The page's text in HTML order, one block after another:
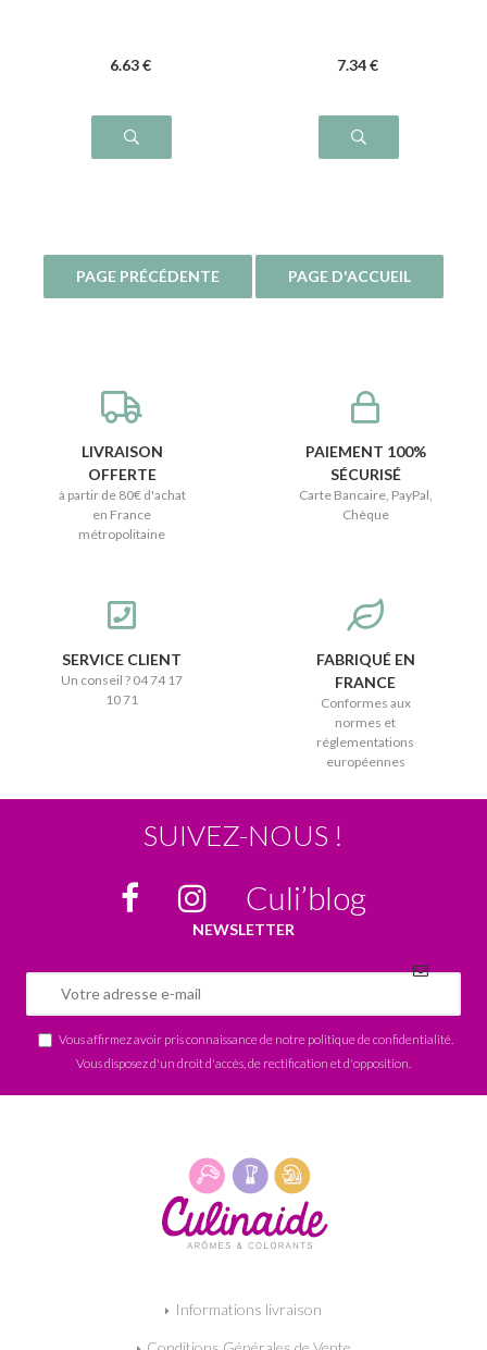
6.63 € 7.34 €
LIVRAISON
OFFERTE
à partir de 80€ d'achat
en France
métropolitaine
PAIEMENT 100%
SÉCURISÉ
Carte Bancaire, PayPal,
Chèque
SERVICE CLIENT
Un conseil ? 04 74 17
10 71
FABRIQUÉ EN
FRANCE
Conformes aux
normes et
réglementations
européennes
SUIVEZ-NOUS !
Culi’blog
NEWSLETTER
Vous affirmez avoir pris connaissance de notre politique de confidentialité
Vous disposez d'un droit d'accès, de rectification et d'opposition.
Informations livraison